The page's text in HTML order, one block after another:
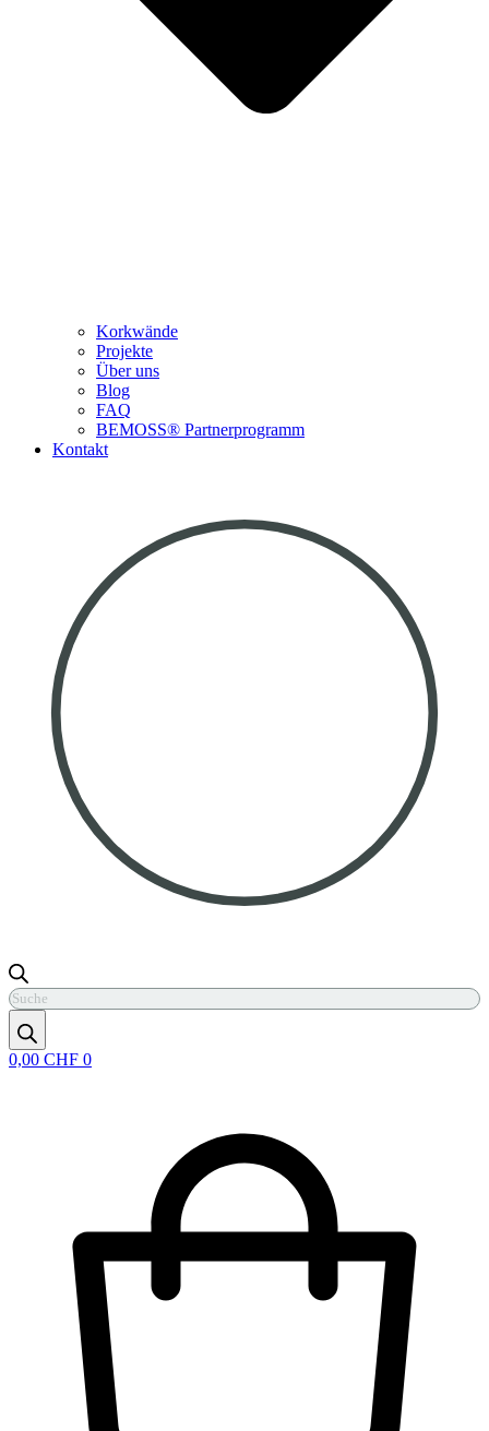
Korkwände
Projekte
Über uns
Blog
FAQ
BEMOSS® Partnerprogramm​
Kontakt
Products
search
0,00 CHF 0